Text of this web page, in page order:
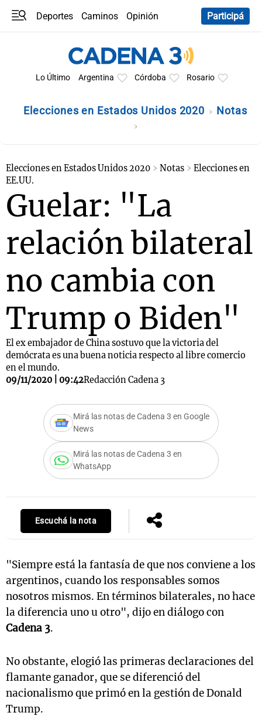
Deportes Caminos
Opinión
Participá
Lo Último Argentina Córdoba Rosario
Elecciones en Estados Unidos 2020 Notas
Elecciones en Estados Unidos 2020 Notas
Elecciones en
EE.UU.
Guelar: "La
relación bilateral
no cambia con
Trump o Biden"
El ex embajador de China sostuvo que la victoria del
demócrata es una buena noticia respecto al libre comercio
en el mundo.
09/11/2020 | 09:42Redacción Cadena 3
Mirá las notas de Cadena 3 en Google
News
Mirá las notas de Cadena 3 en
WhatsApp
Escuchá la nota
"Siempre está la fantasía de que nos conviene a los
argentinos, cuando los responsables somos
nosotros mismos. En términos bilaterales, no hace
la diferencia uno u otro", dijo en diálogo con
Cadena 3.
No obstante, elogió las primeras declaraciones del
flamante ganador, que se diferenció del
nacionalismo que primó en la gestión de Donald
Trump.
Mundial 2026
Notas
La Sole en
Cadena 3